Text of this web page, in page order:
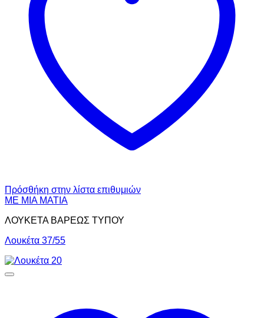
Πρόσθήκη στην λίστα επιθυμιών
ΜΕ ΜΙΑ ΜΑΤΙΑ
ΛΟΥΚΕΤΑ ΒΑΡΕΩΣ ΤΥΠΟΥ
Λουκέτα 37/55